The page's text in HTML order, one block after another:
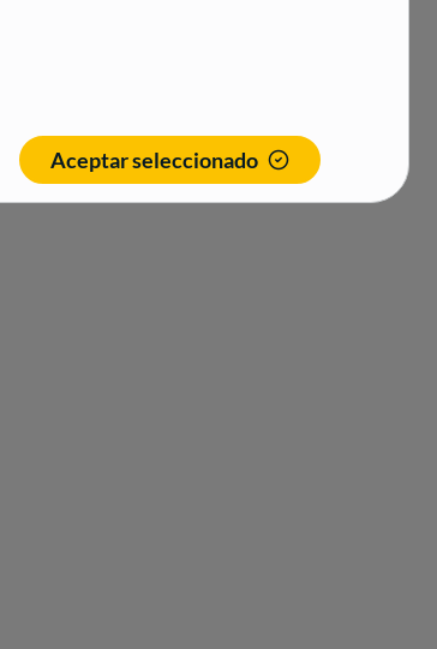
Aceptar seleccionado